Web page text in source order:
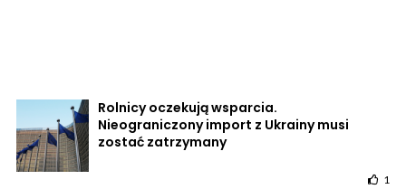
Rolnicy oczekują wsparcia.
Nieograniczony import z Ukrainy musi
zostać zatrzymany
1